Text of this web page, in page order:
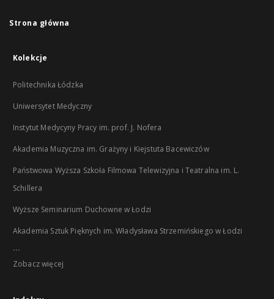
Strona główna
Kolekcje
Politechnika Łódzka
Uniwersytet Medyczny
Instytut Medycyny Pracy im. prof. J. Nofera
Akademia Muzyczna im. Grażyny i Kiejstuta Bacewiczów
Państwowa Wyższa Szkoła Filmowa Telewizyjna i Teatralna im. L.
Schillera
Wyższe Seminarium Duchowne w Łodzi
Akademia Sztuk Pięknych im. Władysława Strzemińskiego w Łodzi
...
Zobacz więcej